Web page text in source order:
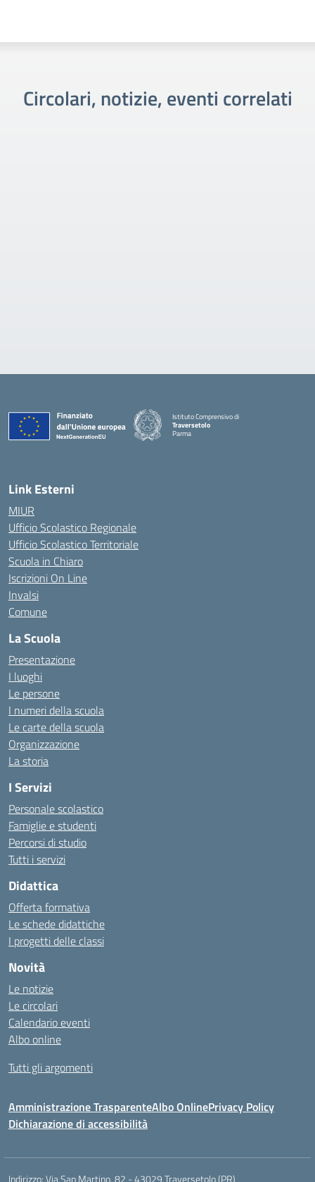
Circolari, notizie, eventi correlati
Istituto Comprensivo di
Traversetolo
Parma
Link Esterni
MIUR
Ufficio Scolastico Regionale
Ufficio Scolastico Territoriale
Scuola in Chiaro
Iscrizioni On Line
Invalsi
Comune
La Scuola
Presentazione
I luoghi
Le persone
I numeri della scuola
Le carte della scuola
Organizzazione
La storia
I Servizi
Personale scolastico
Famiglie e studenti
Percorsi di studio
Tutti i servizi
Didattica
Offerta formativa
Le schede didattiche
I progetti delle classi
Novità
Le notizie
Le circolari
Calendario eventi
Albo online
Tutti gli argomenti
Amministrazione TrasparenteAlbo OnlinePrivacy Policy
Dichiarazione di accessibilità
Indirizzo:Via San Martino, 82 - 43029 Traversetolo (PR)